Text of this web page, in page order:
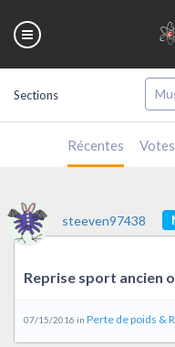
Sections
Récentes Votes
steeven97438
Reprise sport ancien
07/15/2016 in Perte de poids &